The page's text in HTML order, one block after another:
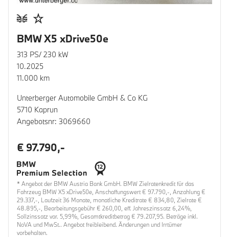
BMW X5 xDrive50e
313 PS/ 230 kW
10.2025
11.000 km
Unterberger Automobile GmbH & Co KG
5710 Kaprun
Angebotsnr: 3069660
€ 97.790,-
* Angebot der BMW Austria Bank GmbH. BMW Zielratenkredit für das
Fahrzeug BMW X5 xDrive50e, Anschaffungswert € 97.790,-, Anzahlung €
29.337,-, Laufzeit 36 Monate, monatliche Kreditrate € 834,80, Zielrate €
48.895,-, Bearbeitungsgebühr € 260,00, eff. Jahreszinssatz 6,24%,
Sollzinssatz var. 5,99%, Gesamtkreditbetrag € 79.207,95. Beträge inkl.
NoVA und MwSt.. Angebot freibleibend. Änderungen und Irrtümer
vorbehalten.